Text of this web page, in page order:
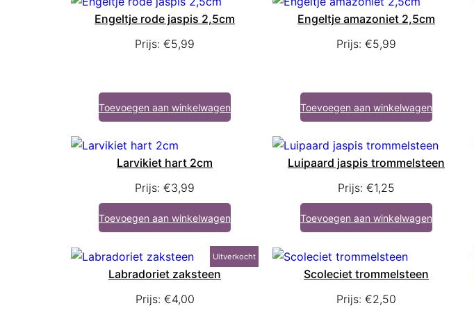
Engeltje rode jaspis 2,5cm
Prijs: €5,99
Toevoegen aan winkelwagen
Engeltje amazoniet 2,5cm
Prijs: €5,99
Toevoegen aan winkelwagen
Larvikiet hart 2cm
Prijs: €3,99
Toevoegen aan winkelwagen
Luipaard jaspis trommelsteen
Prijs: €1,25
Toevoegen aan winkelwagen
Uitverkocht
Labradoriet zaksteen
Prijs: €4,00
Scoleciet trommelsteen
Prijs: €2,50